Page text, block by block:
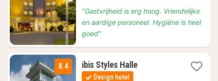
"Gastvrijheid is erg hoog. Vriendelijke
en aardige personeel. Hygiëne is heel
goed"
8.4 ibis Styles Halle1
Design hotel